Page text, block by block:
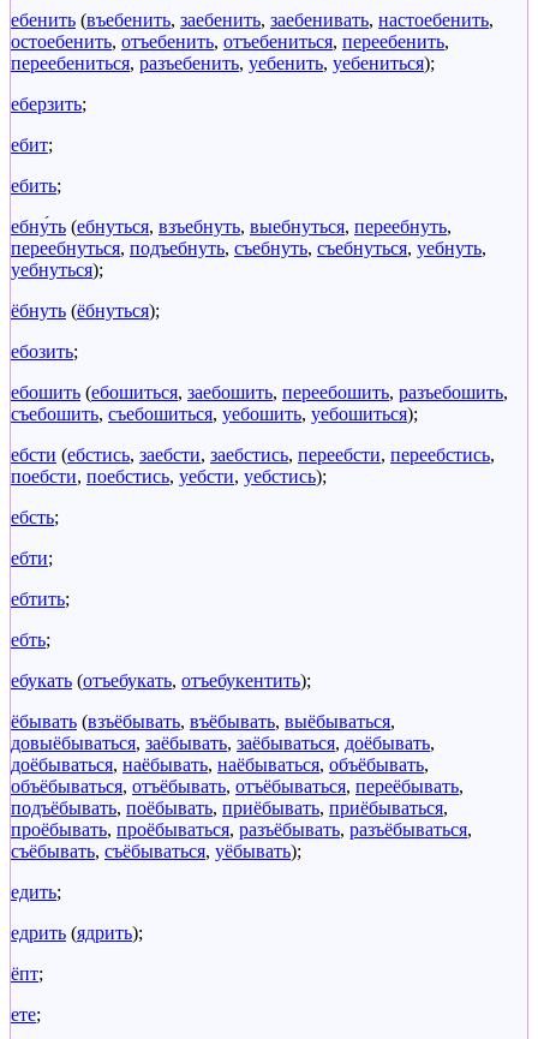
ебенить (въебенить, заебенить, заебенивать, настоебенить,
остоебенить, отъебенить, отъебениться, переебенить,
переебениться, разъебенить, уебенить, уебениться);
еберзить;
ебит;
ебить;
ебну́ть (ебнуться, взъебнуть, выебнуться, переебнуть,
переебнуться, подъебнуть, съебнуть, съебнуться, уебнуть,
уебнуться);
ёбнуть (ёбнуться);
ебозить;
ебошить (ебошиться, заебошить, переебошить, разъебошить,
съебошить, съебошиться, уебошить, уебошиться);
ебсти (ебстись, заебсти, заебстись, переебсти, переебстись,
поебсти, поебстись, уебсти, уебстись);
ебсть;
ебти;
ебтить;
ебть;
ебукать (отъебукать, отъебукентить);
ёбывать (взъёбывать, въёбывать, выёбываться,
довыёбываться, заёбывать, заёбываться, доёбывать,
доёбываться, наёбывать, наёбываться, объёбывать,
объёбываться, отъёбывать, отъёбываться, переёбывать,
подъёбывать, поёбывать, приёбывать, приёбываться,
проёбывать, проёбываться, разъёбывать, разъёбываться,
съёбывать, съёбываться, уёбывать);
едить;
едрить (ядрить);
ёпт;
ете;